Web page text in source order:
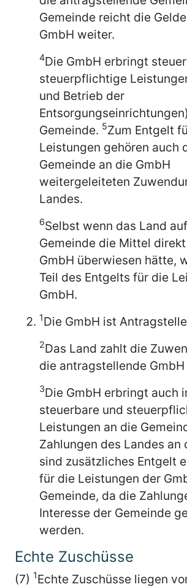
Gemeinde reicht die
GmbH weiter.
4Die GmbH erbringt
steuerpflichtige
und Betrieb der
Gemeinde. 5Zum Entgelt
Leistungen gehören auch
Gemeinde an die GmbH
weitergeleiteten
Landes.
6Selbst wenn das Land
Gemeinde die Mittel
GmbH überwiesen hätte,
Teil des Entgelts für die
GmbH.
1Die GmbH ist
2Das Land zahlt die
die antragstellende GmbH
3Die GmbH erbringt auch
steuerbare und
Leistungen an die
Zahlungen des Landes an
sind zusätzliches Entgelt
für die Leistungen der
Gemeinde, da die
Interesse der Gemeinde
werden.
Echte Zuschüsse
(7) 1Echte Zuschüsse liegen